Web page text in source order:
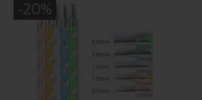
-20%